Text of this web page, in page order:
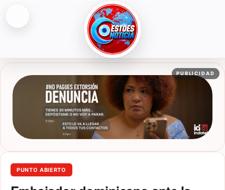
ESTOESNOTICIA|NOTICIAS
PUBLICIDAD
PUNTO ABIERTO